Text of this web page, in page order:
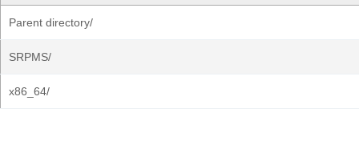
Parent directory/
SRPMS/
x86_64/